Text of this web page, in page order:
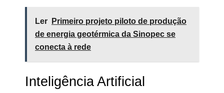
Ler
Primeiro projeto piloto de produção
de energia geotérmica da Sinopec se
conecta à rede
Inteligência Artificial